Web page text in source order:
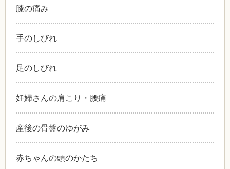
膝の痛み
手のしびれ
足のしびれ
妊婦さんの肩こり・腰痛
産後の骨盤のゆがみ
赤ちゃんの頭のかたち